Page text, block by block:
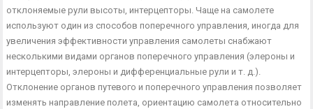
отклоняемые рули высоты, интерцепторы. Чаще на самолете
используют один из способов поперечного управления, иногда для
увеличения эффектив­ности управления самолеты снабжают
несколькими видами органов поперечного управления (элероны и
интерцепторы, элероны и диф­ференциальные рули и т. д.).
Отклонение органов путевого и попе­речного управления позволяет
изменять направление полета, ориен­тацию самолета относительно